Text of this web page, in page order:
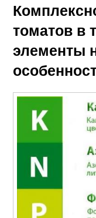
томатов в
элементы